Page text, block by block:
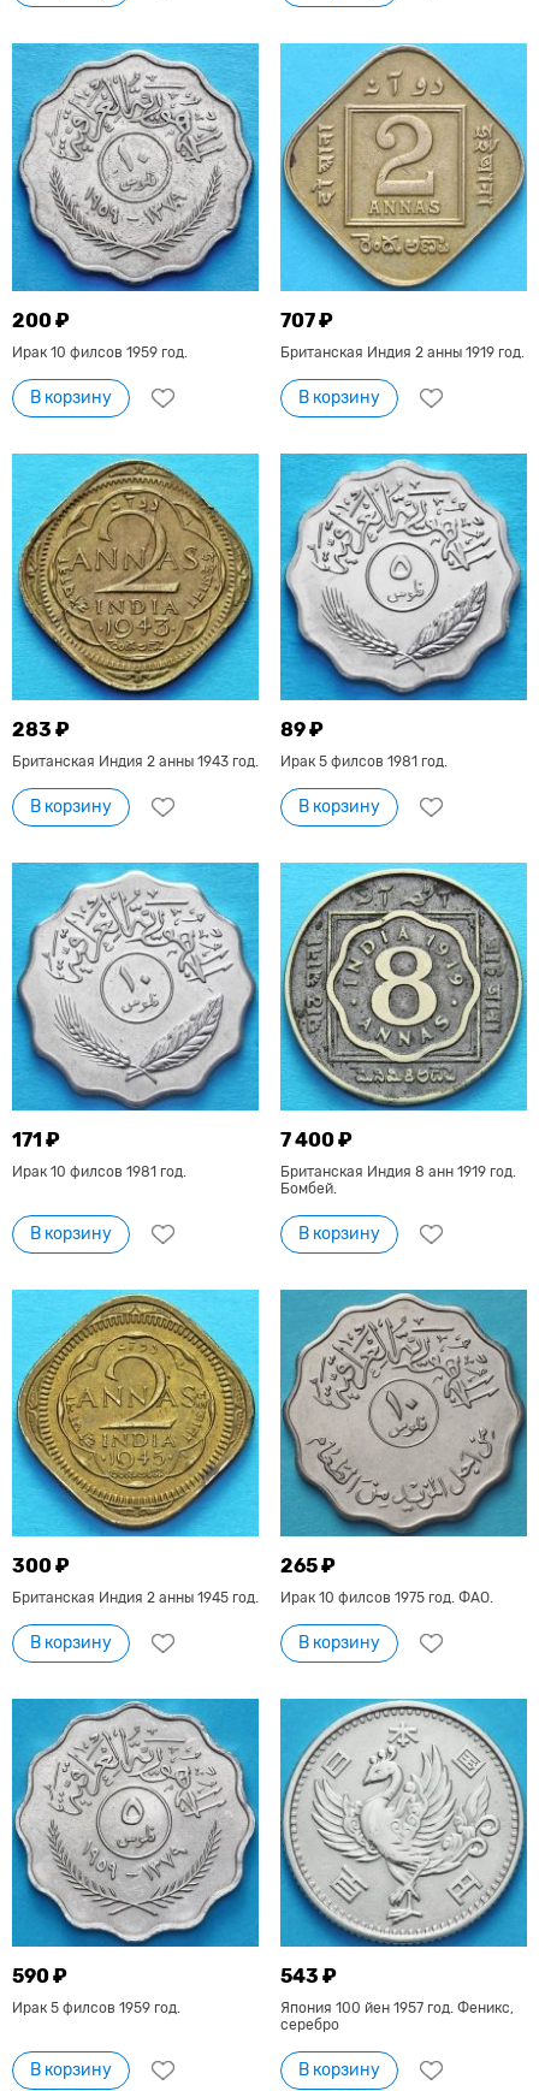
200 ₽
Ирак 10 филсов 1959 год.
В корзину
707 ₽
Британская Индия 2 анны 1919 год.
В корзину
283 ₽
Британская Индия 2 анны 1943 год.
В корзину
89 ₽
Ирак 5 филсов 1981 год.
В корзину
171 ₽
Ирак 10 филсов 1981 год.
В корзину
7 400 ₽
Британская Индия 8 анн 1919 год.
Бомбей.
В корзину
300 ₽
Британская Индия 2 анны 1945 год.
В корзину
265 ₽
Ирак 10 филсов 1975 год. ФАО.
В корзину
590 ₽
Ирак 5 филсов 1959 год.
В корзину
543 ₽
Япония 100 йен 1957 год. Феникс,
серебро
В корзину